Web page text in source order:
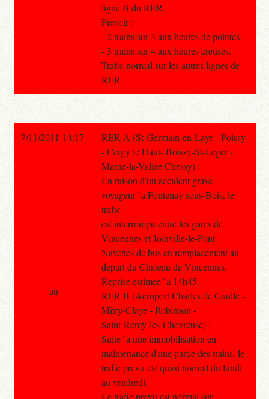
ligne B du RER.
Prevoir :
- 2 trains sur 3 aux heures de pointes.
- 3 trains sur 4 aux heures creuses.
Trafic normal sur les autres lignes de
RER
7/11/2011 14:17
RER A (St-Germain-en-Laye - Poissy
- Cergy le Haut- Boissy-St-Leger -
Marne-la-Vallee Chessy) :
En raison d'un accident grave
voyageur `a Fontenay sous-Bois, le
trafic
est interrompu entre les gares de
Vincennes et Joinville-le-Pont.
Navettes de bus en remplacement au
depart du Chateau de Vincennes.
Reprise estimee `a 14h45.
RER B (Aeroport Charles de Gaulle -
Mitry-Claye - Robinson -
Saint-Remy-les-Chevreuse) :
Suite `a une immobilisation en
maintenance d'une partie des trains, le
trafic prevu est quasi normal du lundi
au vendredi.
Le trafic prevu est normal sur
au